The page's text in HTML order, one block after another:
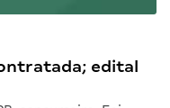
edital